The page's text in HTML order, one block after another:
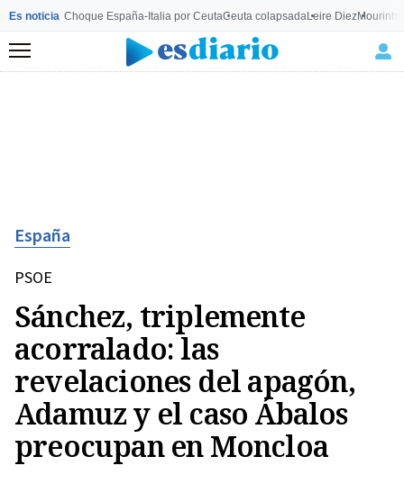
Es noticia Choque España-Italia por CeutaCeuta colapsadaLeire Diez
Menú
España
PSOE
Sánchez, triplemente
acorralado: las
revelaciones del apagón,
Adamuz y el caso Ábalos
preocupan en Moncloa